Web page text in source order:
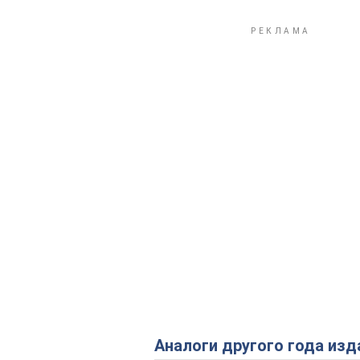
Аналоги другого года